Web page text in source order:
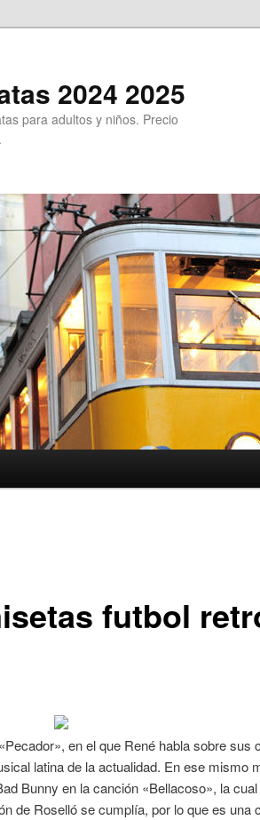
2024 2025
para adultos y niños. Precio
futbol
en el que René habla sobre sus
latina de la actualidad. En ese mismo
Bunny en la canción «Bellacoso», la
de Roselló se cumplía, por lo que es una